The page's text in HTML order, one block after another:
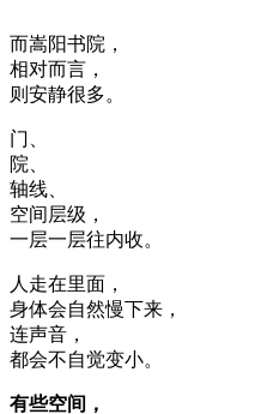
而嵩阳书院，
相对而言，
则安静很多。
门、
院、
轴线、
空间层级，
一层一层往内收。
人走在里面，
身体会自然慢下来，
连声音，
都会不自觉变小。
有些空间，